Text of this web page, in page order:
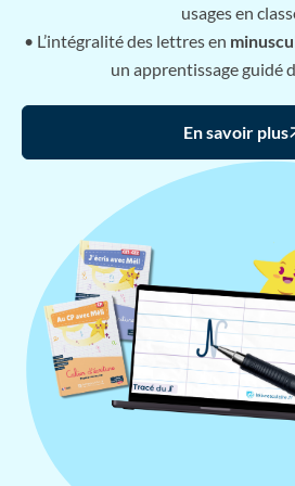
usages en
• L’intégralité des lettres en
un apprentissage guidé
En savoir plus